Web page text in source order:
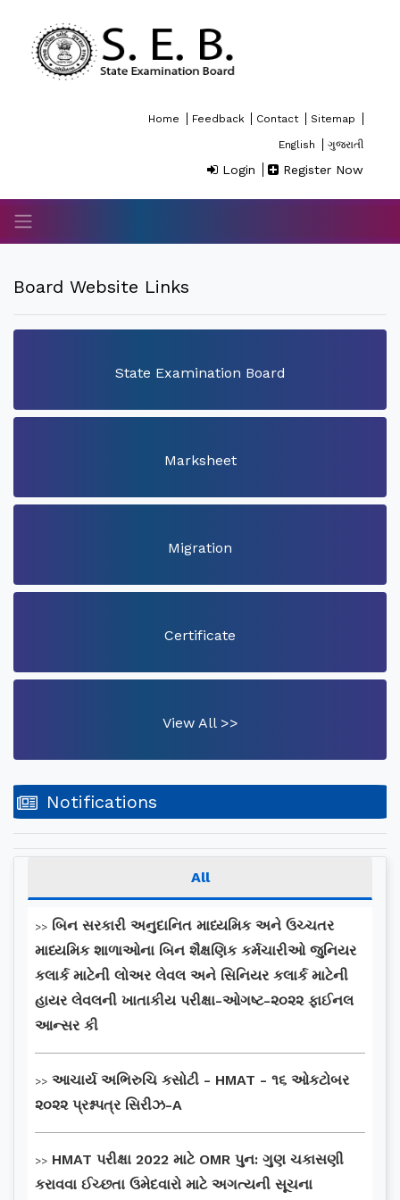
Home Feedback Contact Sitemap
English ગુજરાતી
Login Register Now
Board Website Links
State Examination Board
Marksheet
Migration
Certificate
View All >>
Notifications
All
>>બિન સરકારી અનુદાનિત માધ્યમિક અને ઉચ્ચતર
માધ્યમિક શાળાઓના બિન શૈક્ષણિક કર્મચારીઓ જુનિયર
કલાર્ક માટેની લોઅર લેવલ અને સિનિયર કલાર્ક માટેની
હાયર લેવલની ખાતાકીય પરીક્ષા-ઓગષ્ટ-૨૦૨૨ ફાઈનલ
આન્સર કી
>>આચાર્ય અભિરુચિ કસોટી - HMAT - ૧૬ ઓકટોબર
૨૦૨૨ પ્રશ્નપત્ર સિરીઝ-A
>>HMAT પરીક્ષા 2022 માટે OMR પુન: ગુણ ચકાસણી
કરાવવા ઈચ્છતા ઉમેદવારો માટે અગત્યની સૂચના